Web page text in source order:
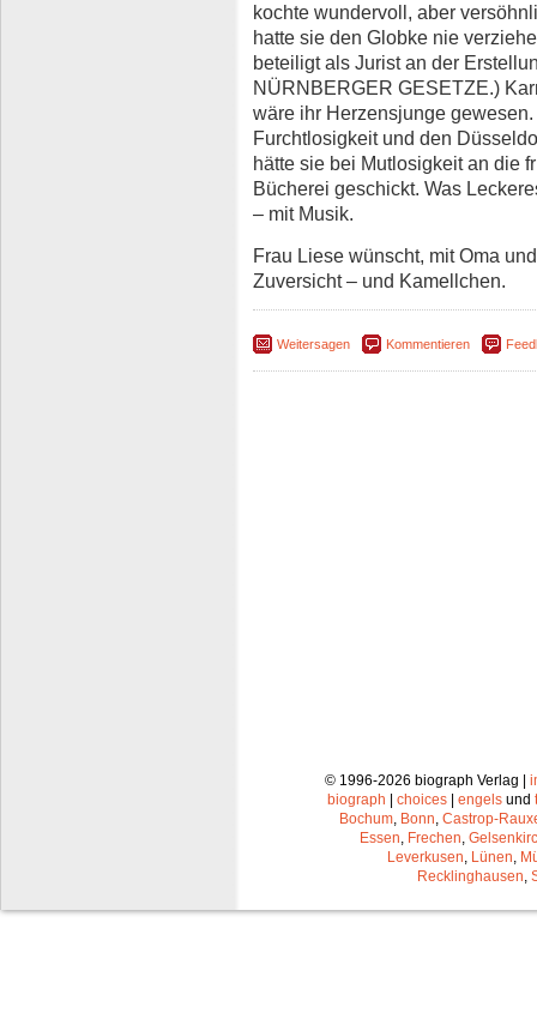
kochte wundervoll, aber
hatte sie den Globke nie
beteiligt als Jurist an der
NÜRNBERGER GESETZE.)
wäre ihr Herzensjunge
Furchtlosigkeit und den
hätte sie bei Mutlosigkeit an die
Bücherei geschickt. Was
– mit Musik.
Frau Liese wünscht, mit Oma
Zuversicht – und Kamellchen.
Weitersagen Kommentieren
© 1996-2026 biograph Verlag |
biograph | choices | engels und
Bochum Bonn Castrop-
Essen Frechen
Leverkusen Lünen
Recklinghausen